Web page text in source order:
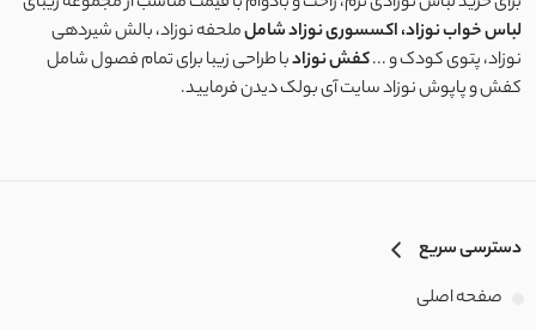
لباس خواب نوزاد، اکسسوری نوزاد شاململحفه نوزاد، بالش شیردهی
نوزاد، پتوی کودک و ...کفش نوزادبا طراحی زیبا برای تمام فصول شامل
کفش و پاپوش نوزاد سایت آی بولک دیدن فرمایید.
دسترسی سریع
صفحه اصلی